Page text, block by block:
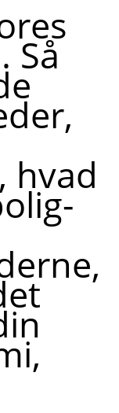
Så
hvad